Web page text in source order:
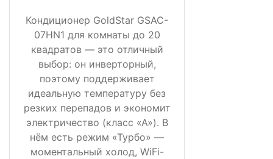
Кондиционер GoldStar GSAC-
07HN1 для комнаты до 20
квадратов — это отличный
выбор: он инверторный,
поэтому поддерживает
идеальную температуру без
резких перепадов и экономит
электричество (класс «А»). В
нём есть режим «Турбо» —
моментальный холод, WiFi-